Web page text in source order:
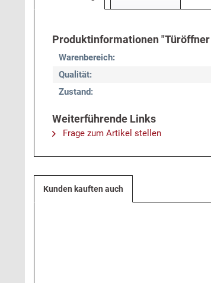
Produktinformationen
Warenbereich:
Qualität:
Zustand:
Weiterführende Links
Frage zum Artikel stellen
Kunden kauften auch